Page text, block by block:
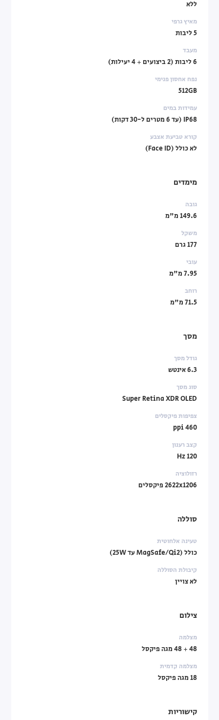
ללא
מאיץ גרפי
5 ליבות
מעבד
6 ליבות (2 ביצועים + 4 יעילות)
נפח אחסון פנימי
512GB
עמידות במים
IP68 (עד 6 מטרים ל-30 דקות)
קורא טביעת אצבע
לא כולל (Face ID)
מימדים
גובה
149.6 מ"מ
משקל
177 גרם
עובי
7.95 מ"מ
רוחב
71.5 מ"מ
מסך
גודל מסך
6.3 אינטש
סוג מסך
Super Retina XDR OLED
צפיפות פיקסלים
460 ppi
קצב רענון
120 Hz
רזולוציה
2622x1206 פיקסלים
סוללה
טעינה אלחוטית
כולל (MagSafe/Qi2 עד 25W)
קיבולת הסוללה
לא צויין
צילום
מצלמה
48 + 48 מגה פיקסל
מצלמה קדמית
18 מגה פיקסל
קישוריות